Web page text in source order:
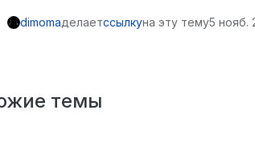
dimomaделаетссылкуна эту тему5 нояб.
темы